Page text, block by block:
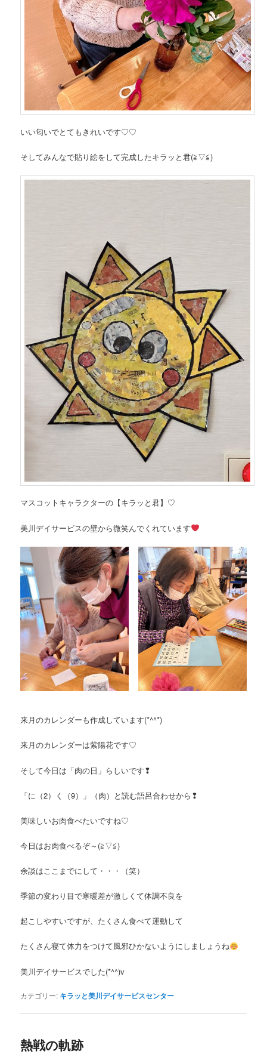
いい匂いでとてもきれいです♡♡
そしてみんなで貼り絵をして完成したキラッと君(≧▽≦)
マスコットキャラクターの【キラッと君】♡
美川デイサービスの壁から微笑んでくれています
来月のカレンダーも作成しています(*^^*)
来月のカレンダーは紫陽花です♡
そして今日は「肉の日」らしいです❢
「に（2）く（9）」（肉）と読む語呂合わせから❢
美味しいお肉食べたいですね♡
今日はお肉食べるぞ～(≧▽≦)
余談はここまでにして・・・（笑）
季節の変わり目で寒暖差が激しくて体調不良を
起こしやすいですが、たくさん食べて運動して
たくさん寝て体力をつけて風邪ひかないようにしましょうね
美川デイサービスでした(*^^)v
カテゴリー: キラッと美川デイサービスセンター
熱戦の軌跡